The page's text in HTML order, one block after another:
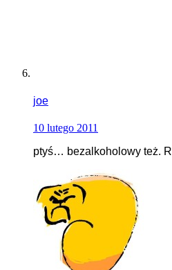
joe
10 lutego 2011
ptyś… bezalkoholowy też.